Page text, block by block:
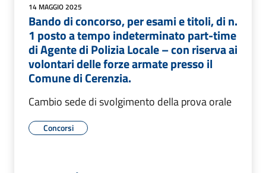
14 MAGGIO 2025
Bando di concorso, per esami e titoli, di n.
1 posto a tempo indeterminato part-time
di Agente di Polizia Locale – con riserva ai
volontari delle forze armate presso il
Comune di Cerenzia.
Cambio sede di svolgimento della prova orale
Concorsi